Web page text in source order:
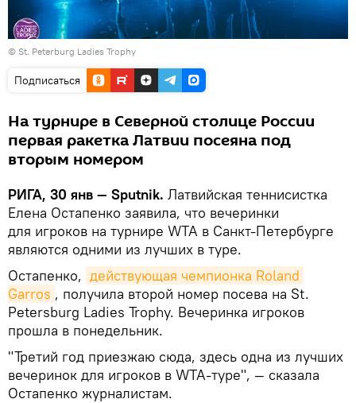
© St. Peterburg Ladies Trophy
Подписаться
На турнире в Северной столице России
первая ракетка Латвии посеяна под
вторым номером
РИГА, 30 янв — Sputnik. Латвийская теннисистка
Елена Остапенко заявила, что вечеринки
для игроков на турнире WTA в Санкт-Петербурге
являются одними из лучших в туре.
Остапенко, действующая чемпионка Roland
Garros , получила второй номер посева на St.
Petersburg Ladies Trophy. Вечеринка игроков
прошла в понедельник.
"Третий год приезжаю сюда, здесь одна из лучших
вечеринок для игроков в WTA-туре", — сказала
Остапенко журналистам.